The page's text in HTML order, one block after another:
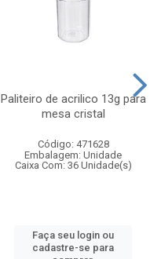
Paliteiro de acrilico 13g para
mesa cristal
Código: 471628
Embalagem: Unidade
Caixa Com: 36 Unidade(s)
Faça seu login ou
cadastre-se para